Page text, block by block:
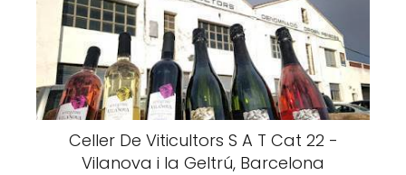
Celler De Viticultors S A T Cat 22 -
Vilanova i la Geltrú, Barcelona